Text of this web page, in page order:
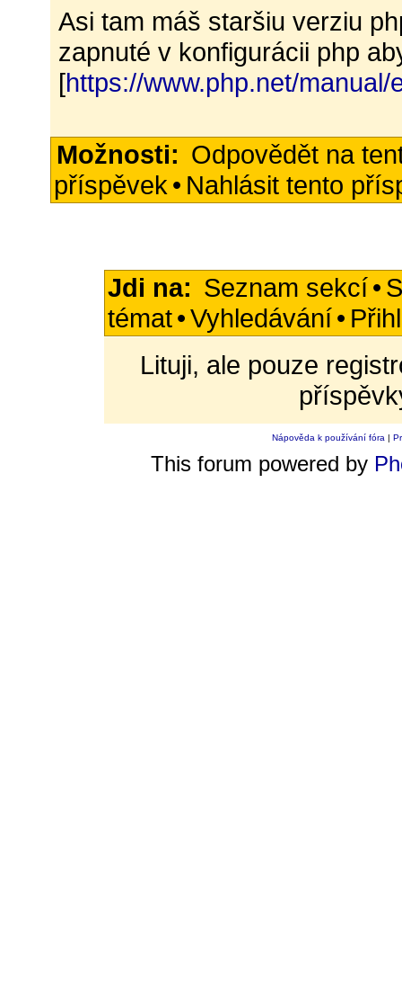
Asi tam máš staršiu verziu
zapnuté v konfigurácii php
[https://www.php.net/
Možnosti: Odpovědět na
příspěvek • Nahlásit tento
Jdi na: Seznam sekcí•
témat•Vyhledávání•
Lituji, ale pouze
Nápověda k používání fóra |
This forum powered by